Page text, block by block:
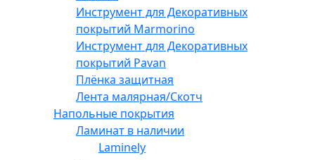
Инструмент для Декоративных
покрытий Marmorino
Инструмент для Декоративных
покрытий Pavan
Плёнка защитная
Лента малярная/Скотч
Напольные покрытия
Ламинат в наличии
Laminely